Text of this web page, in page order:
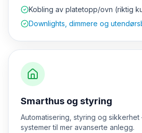
Kobling av platetopp/ovn (riktig
Downlights, dimmere og
Smarthus og styring
Automatisering, styring og sikkerhet
systemer til mer avanserte anlegg.